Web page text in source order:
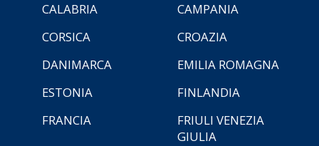
CALABRIA
CAMPANIA
CORSICA
CROAZIA
DANIMARCA
EMILIA ROMAGNA
ESTONIA
FINLANDIA
FRANCIA
FRIULI VENEZIA
GIULIA